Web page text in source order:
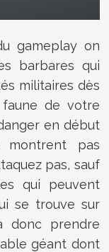
gameplay on
barbares qui
militaires dès
de votre
en début
pas
pas, sauf
qui peuvent
se trouve sur
donc prendre
géant dont